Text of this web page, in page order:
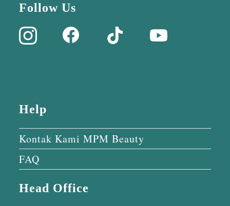
Follow Us
Help
Kontak Kami MPM Beauty
FAQ
Head Office